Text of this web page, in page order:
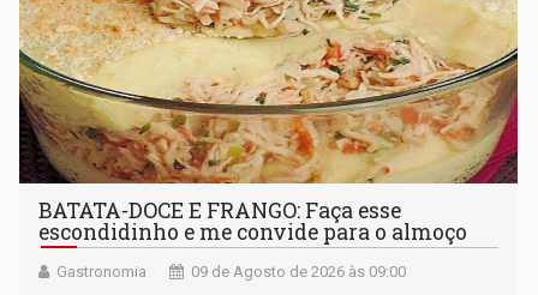
BATATA-DOCE E FRANGO: Faça esse
escondidinho e me convide para o almoço
Gastronomia 09 de Agosto de 2026 às 09:00